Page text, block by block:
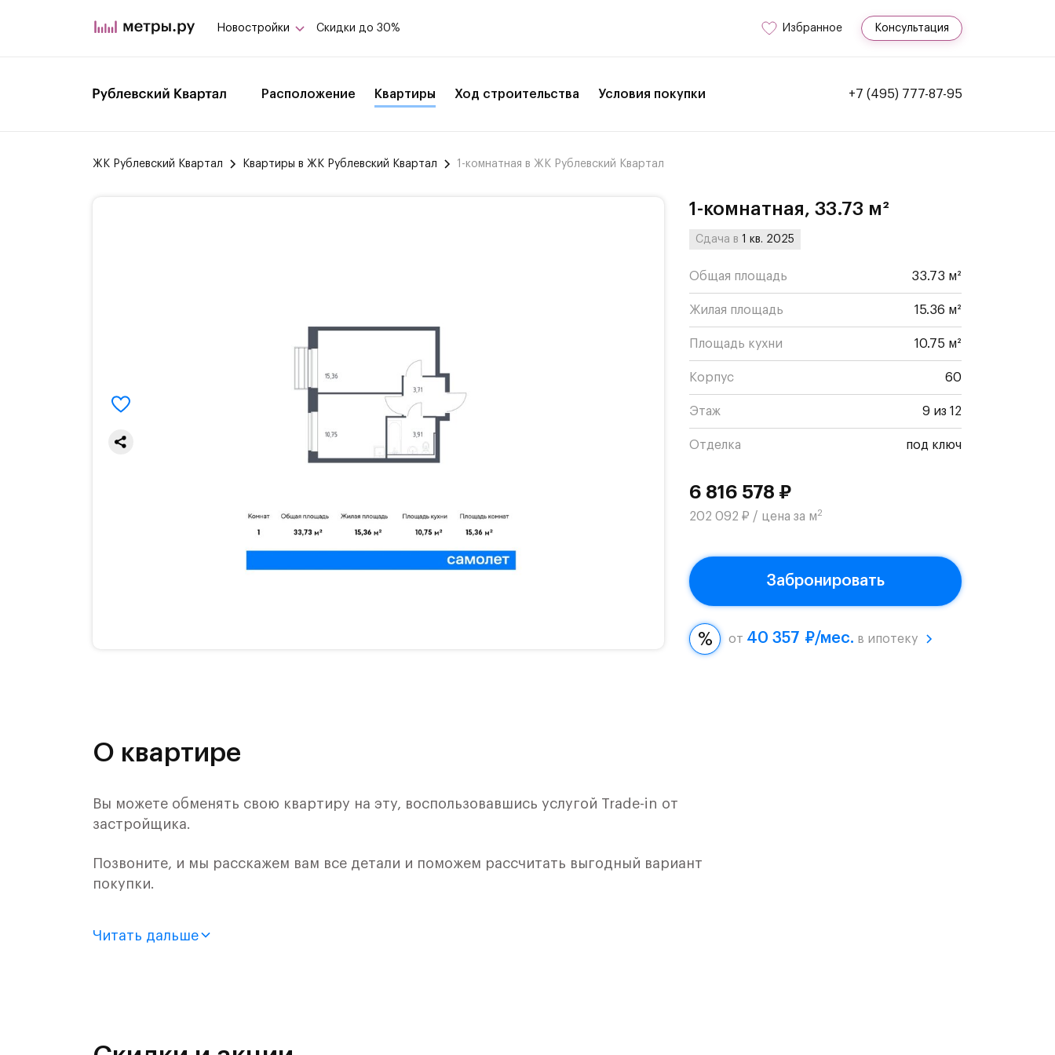
Новостройки Скидки до 30% Избранное Консультация
Расположение Квартиры Ход строительства Условия покупки +7 (495) 777-87-95
ЖК Рублевский Квартал Квартиры в ЖК Рублевский Квартал 1-комнатная в ЖК Рублевский Квартал
1-комнатная, 33.73 м²
Сдача в1 кв. 2025
Общая площадь 33.73 м²
Жилая площадь 15.36 м²
Площадь кухни 10.75 м²
Корпус 60
Этаж 9 из 12
Отделка под ключ
6 816 578 ₽
202 092 ₽ / цена за м2
Забронировать
от 40 357 ₽/мес. в ипотеку
О квартире
Вы можете обменять свою квартиру на эту, воспользовавшись услугой Trade-in от
застройщика.
Позвоните, и мы расскажем вам все детали и поможем рассчитать выгодный вариант
покупки.
монолитного дома (Корпус 60, Секция 7) в ЖК «Рублевский Квартал» от группы «Самолет».
и Подушкинским лесами.
Читать дальше